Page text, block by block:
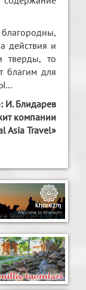
действия и
тверды, то
благим для
И. Блидарев
компании
Asia Travel»